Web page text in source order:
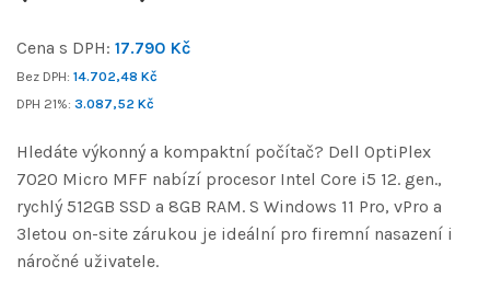
Cena s DPH: 17.790 Kč
Bez DPH: 14.702,48 Kč
DPH 21%: 3.087,52 Kč
Hledáte výkonný a kompaktní počítač? Dell OptiPlex
7020 Micro MFF nabízí procesor Intel Core i5 12. gen.,
rychlý 512GB SSD a 8GB RAM. S Windows 11 Pro, vPro a
3letou on-site zárukou je ideální pro firemní nasazení i
náročné uživatele.